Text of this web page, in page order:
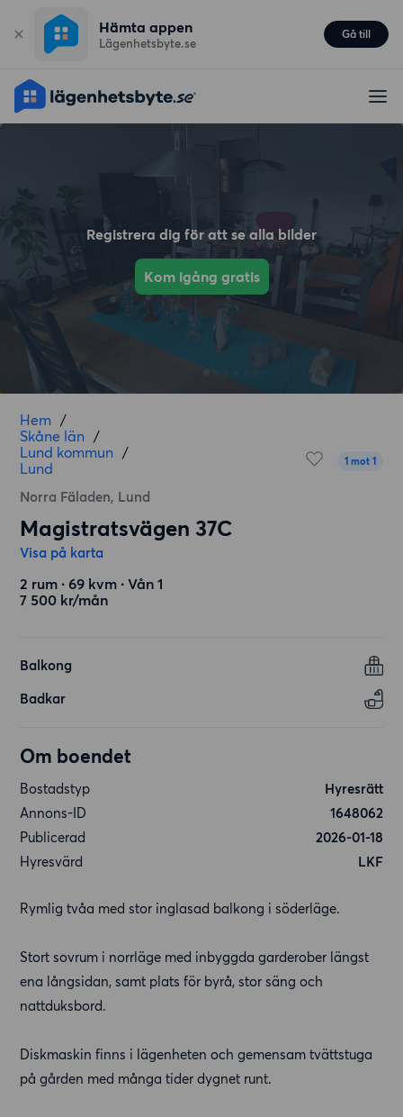
Hämta appen
Lägenhetsbyte.se
Gå till
Registrera dig för att se alla bilder
Kom igång gratis
Hem /
Skåne län /
Lund kommun /
Lund
Norra Fäladen, Lund
1 mot 1
Magistratsvägen 37C
Visa på karta
2 rum ∙ 69 kvm ∙ Vån 1
7 500 kr/mån
Balkong
Badkar
Om boendet
Bostadstyp
Hyresrätt
Annons-ID
1648062
Publicerad
2026-01-18
Hyresvärd
LKF
Rymlig tvåa med stor inglasad balkong i söderläge.
Stort sovrum i norrläge med inbyggda garderober längst
ena långsidan, samt plats för byrå, stor säng och
nattduksbord.
Diskmaskin finns i lägenheten och gemensam tvättstuga
på gården med många tider dygnet runt.